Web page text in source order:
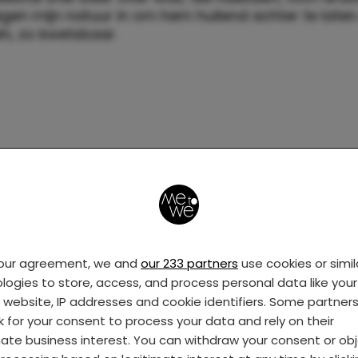
agreement, we and our 233 partners use cookies or
to store, access, and process personal data like
IP addresses and cookie identifiers. Some
for your consent to process your data and rely on their
business interest. You can withdraw your consent or
mijn natuur in om hem huilend achter te
zo kwetsbaar.
alles niet mee op het moment dat hij naar
en ik werkten keihard, een beetje té. Waren er